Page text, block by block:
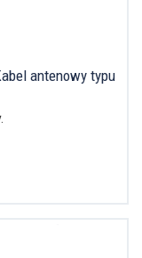
antenowy typu